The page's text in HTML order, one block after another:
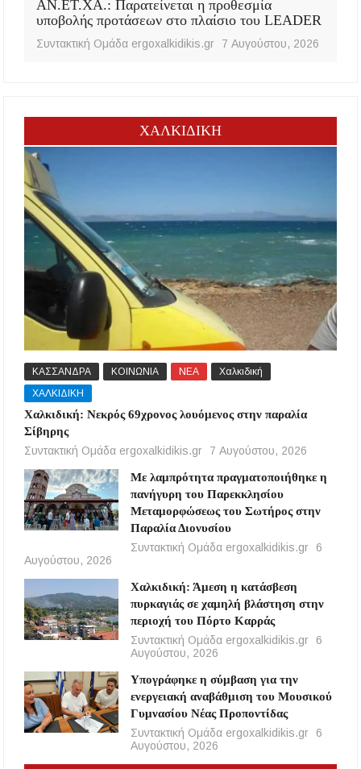
ΑΝ.ΕΤ.ΧΑ.: Παρατείνεται η προθεσμία
υποβολής προτάσεων στο πλαίσιο του LEADER
Συντακτική Ομάδα ergoxalkidikis.gr 7 Αυγούστου, 2026
ΧΑΛΚΙΔΙΚΗ
ΚΑΣΣΑΝΔΡΑ ΚΟΙΝΩΝΙΑ ΝΕΑ
Χαλκιδική
ΧΑΛΚΙΔΙΚΗ
Χαλκιδική: Νεκρός 69χρονος λουόμενος στην παραλία
Σίβηρης
Συντακτική Ομάδα ergoxalkidikis.gr
7 Αυγούστου, 2026
Με λαμπρότητα πραγματοποιήθηκε η
πανήγυρη του Παρεκκλησίου
Μεταμορφώσεως του Σωτήρος στην
Παραλία Διονυσίου
Συντακτική Ομάδα ergoxalkidikis.gr
6
Αυγούστου, 2026
Χαλκιδική: Άμεση η κατάσβεση
πυρκαγιάς σε χαμηλή βλάστηση στην
περιοχή του Πόρτο Καρράς
Συντακτική Ομάδα ergoxalkidikis.gr
6
Αυγούστου, 2026
Υπογράφηκε η σύμβαση για την
ενεργειακή αναβάθμιση του Μουσικού
Γυμνασίου Νέας Προποντίδας
Συντακτική Ομάδα ergoxalkidikis.gr
6
Αυγούστου, 2026